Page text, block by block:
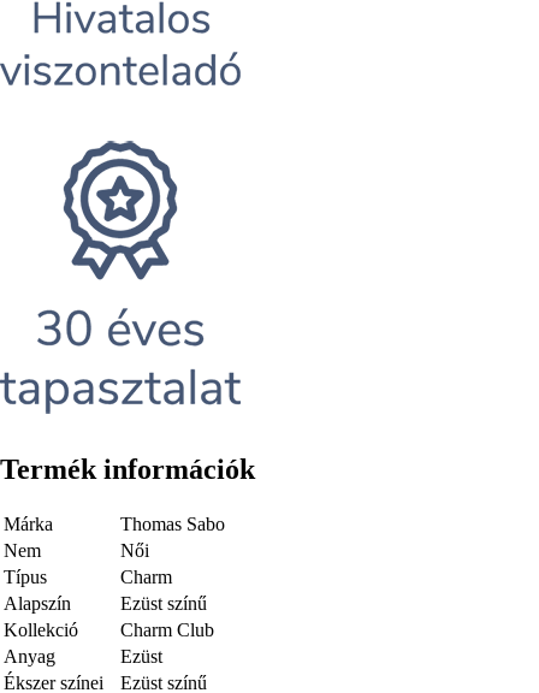
Termék információk
Márka
Thomas Sabo
Nem
Női
Típus
Charm
Alapszín
Ezüst színű
Kollekció
Charm Club
Anyag
Ezüst
Ékszer színei
Ezüst színű